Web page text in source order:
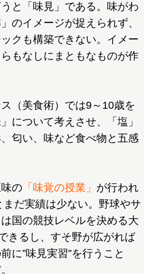
と「味見」である。味がわ
のイメージが捉えられず、
クも構築できない。イメー
もなしにまともなものが作
（美食術）では9～10歳を
について考えさせ、「塩」
匂い、味など食べ物と五感
の 「味覚の授業」 が行われ
だ実績は少ない。野球やサ
国の競技レベルを決める大
きるし、すそ野が広がれば
に”味見実習”を行うこと